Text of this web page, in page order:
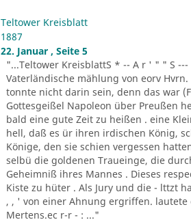
Teltower Kreisblatt
1887
22. Januar , Seite 5
"...Teltower KreisblattS * -- A r ' " " S
Vaterländische mählung von eorv
tonnte nicht darin sein, denn das war
Gottesgeißel Napoleon über Preußen
bald eine gute Zeit zu heißen . eine
hell, daß es ür ihren irdischen König,
Könige, den sie schien vergessen
selbü die goldenen Traueinge, die
Geheimniß ihres Mannes . Dieses
Kiste zu hüter . Als Jury und die - lttzt
, , ' von einer Ahnung ergriffen.
Mertens.ec r-r - : ..."